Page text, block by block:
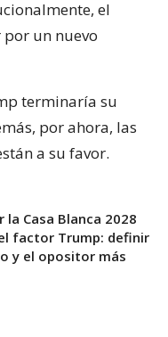
el
un nuevo
terminaría su
por ahora, las
a su favor.
la Casa Blanca 2028
factor Trump: definir
y el opositor más